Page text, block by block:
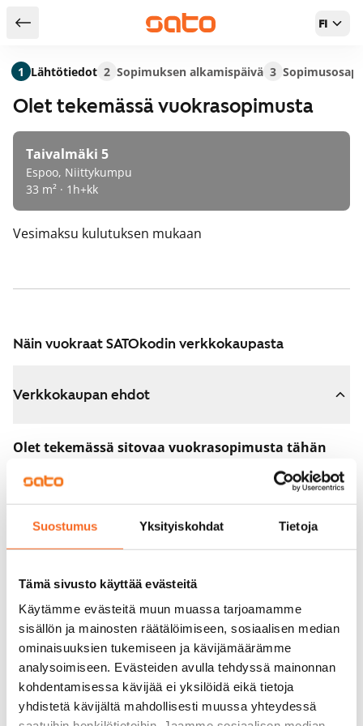
Suostumus Yksityiskohdat Tietoja
Tämä sivusto käyttää evästeitä
Käytämme evästeitä muun muassa tarjoamamme
sisällön ja mainosten räätälöimiseen, sosiaalisen median
ominaisuuksien tukemiseen ja kävijämäärämme
analysoimiseen. Evästeiden avulla tehdyssä mainonnan
kohdentamisessa kävijää ei yksilöidä eikä tietoja
yhdistetä kävijältä mahdollisesti muussa yhteydessä
Takaisin hakutuloksiin FI
Olet tekemässä vuokrasopimusta
Taivalmäki 5
Espoo, Niittykumpu
33 m² · 1h+kk
Vesimaksu kulutuksen mukaan
Näin vuokraat SATOkodin verkkokaupasta
Verkkokaupan ehdot
Olet tekemässä sitovaa vuokrasopimusta tähän
Sopimus astuu voimaan heti, kun maksat 300 euron
varausmaksun verkkokaupassa. Palautamme summan
sinulle kokonaisuudessaan vuokrasopimuksen
Voit peruuttaa sopimuksen vielä asuntonäytöllä, jos
koti ei vastaa odotuksiasi. Tällöin palautamme
varausmaksun sinulle kokonaisuudessaan, yleensä
seuraavana arkipäivänä.
Vakuus 0 euroa.
1 Lähtötiedot 2 Sopimuksen alkamispäivä 3